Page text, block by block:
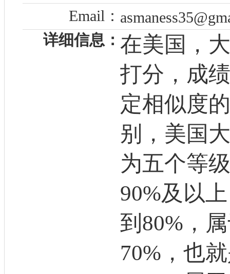
Email：
详细信息： 在美国，
打分，成
定相似度
别，美国
为五个等
90%及以
到80%，
70%，也